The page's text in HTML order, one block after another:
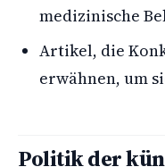
medizinische
Artikel, die
erwähnen, um
Politik der